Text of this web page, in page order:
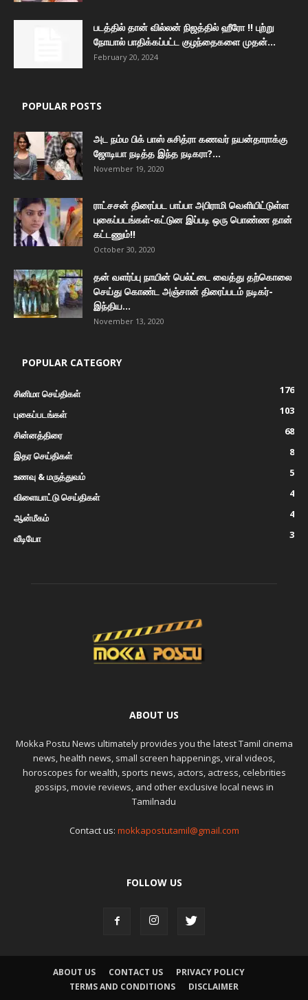
படத்தில் தான் வில்லன் நிஜத்தில் ஹீரோ !! புற்று
நோயால் பாதிக்கப்பட்ட குழந்தைகளை முதன்...
February 20, 2024
POPULAR POSTS
அட நம்ம பிக் பாஸ் சுசித்ரா கணவர் நயன்தாராக்கு
ஜோடியா நடித்த இந்த நடிகரா?...
November 19, 2020
ராட்சசன் திரைப்பட பாப்பா அபிராமி வெளியிட்டுள்ள
புகைப்படங்கள்-கட்டுன இப்படி ஒரு பொண்ண தான்
கட்டணும்!!
October 30, 2020
தன் வளர்ப்பு நாயின் பெல்ட்டை வைத்து தற்கொலை
செய்து கொண்ட அஞ்சான் திரைப்படம் நடிகர்-
இந்திய...
November 13, 2020
POPULAR CATEGORY
சினிமா செய்திகள்
176
புகைப்படங்கள்
103
சின்னத்திரை
68
இதர செய்திகள்
8
உணவு & மருத்துவம்
5
விளையாட்டு செய்திகள்
4
ஆன்மீகம்
4
வீடியோ
3
ABOUT US
Mokka Postu News ultimately provides you the latest Tamil cinema
news, health news, small screen happenings, viral videos,
horoscopes for wealth, sports news, actors, actress, celebrities
gossips, movie reviews, and other exclusive local news in
Tamilnadu
Contact us: mokkapostutamil@gmail.com
FOLLOW US
ABOUT US CONTACT US
PRIVACY POLICY
TERMS AND CONDITIONS
DISCLAIMER